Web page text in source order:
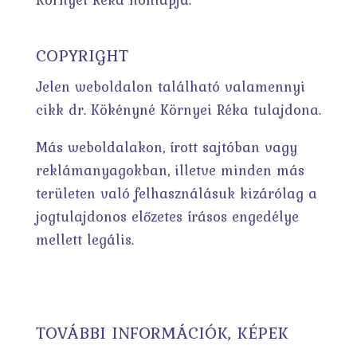
COPYRIGHT
Jelen weboldalon található valamennyi
cikk dr. Kökényné Környei Réka tulajdona.
Más weboldalakon, írott sajtóban vagy
reklámanyagokban, illetve minden más
területen való felhasználásuk kizárólag a
jogtulajdonos előzetes írásos engedélye
mellett legális.
TOVÁBBI INFORMÁCIÓK, KÉPEK